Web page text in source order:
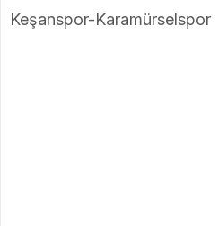
Keşanspor-Karamürselspor